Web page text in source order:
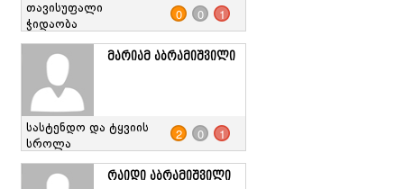
თავისუფალი
ჭიდაობა
0 0 1
მარიამ აბრამიშვილი
სასტენდო და ტყვიის
სროლა
2 0 1
რაიდი აბრამიშვილი